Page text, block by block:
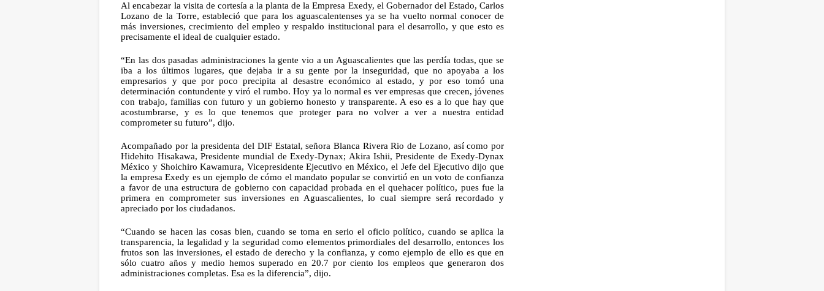
Al encabezar la visita de cortesía a la planta de la Empresa Exedy, el Gobernador del Estado, Carlos
Lozano de la Torre, estableció que para los aguascalentenses ya se ha vuelto normal conocer de
más inversiones, crecimiento del empleo y respaldo institucional para el desarrollo, y que esto es
precisamente el ideal de cualquier estado.
“En las dos pasadas administraciones la gente vio a un Aguascalientes que las perdía todas, que se
iba a los últimos lugares, que dejaba ir a su gente por la inseguridad, que no apoyaba a los
empresarios y que por poco precipita al desastre económico al estado, y por eso tomó una
determinación contundente y viró el rumbo. Hoy ya lo normal es ver empresas que crecen, jóvenes
con trabajo, familias con futuro y un gobierno honesto y transparente. A eso es a lo que hay que
acostumbrarse, y es lo que tenemos que proteger para no volver a ver a nuestra entidad
comprometer su futuro”, dijo.
Acompañado por la presidenta del DIF Estatal, señora Blanca Rivera Rio de Lozano, así como por
Hidehito Hisakawa, Presidente mundial de Exedy-Dynax; Akira Ishii, Presidente de Exedy-Dynax
México y Shoichiro Kawamura, Vicepresidente Ejecutivo en México, el Jefe del Ejecutivo dijo que
la empresa Exedy es un ejemplo de cómo el mandato popular se convirtió en un voto de confianza
a favor de una estructura de gobierno con capacidad probada en el quehacer político, pues fue la
primera en comprometer sus inversiones en Aguascalientes, lo cual siempre será recordado y
apreciado por los ciudadanos.
“Cuando se hacen las cosas bien, cuando se toma en serio el oficio político, cuando se aplica la
transparencia, la legalidad y la seguridad como elementos primordiales del desarrollo, entonces los
frutos son las inversiones, el estado de derecho y la confianza, y como ejemplo de ello es que en
sólo cuatro años y medio hemos superado en 20.7 por ciento los empleos que generaron dos
administraciones completas. Esa es la diferencia”, dijo.